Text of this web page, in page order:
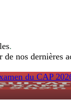
.
de nos dernières
du CAP